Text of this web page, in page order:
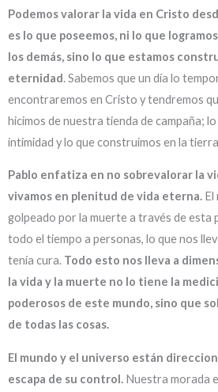
Podemos valorar la vida en Cristo
es lo que poseemos, ni lo que
los demás, sino lo que estamos
eternidad. Sabemos que un día lo
encontraremos en Cristo y tendremos
hicimos de nuestra tienda de campaña; lo
intimidad y lo que construimos en la
Pablo enfatiza en no sobrevalorar la
vivamos en plenitud de vida eterna. El
golpeado por la muerte a través de esta
todo el tiempo a personas, lo que nos
tenía cura. Todo esto nos lleva a
la vida y la muerte no lo tiene la
poderosos de este mundo, sino que
de todas las cosas.
El mundo y el universo están
escapa de su control. Nuestra morada